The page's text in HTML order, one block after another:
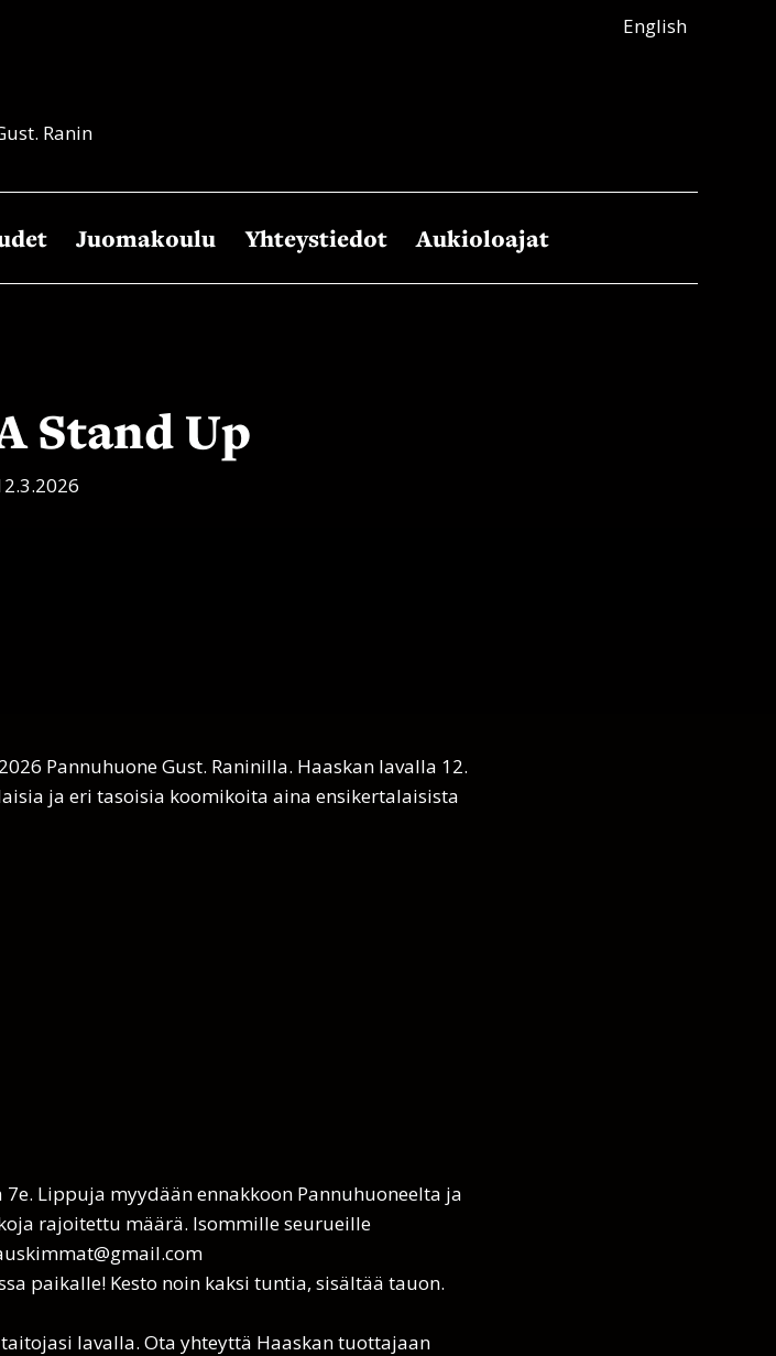
English
Juomakoulu Yhteystiedot Aukioloajat
Stand Up
Pannuhuone Gust. Raninilla. Haaskan lavalla 12.
ja eri tasoisia koomikoita aina ensikertalaisista
Lippuja myydään ennakkoon Pannuhuoneelta ja
rajoitettu määrä. Isommille seurueille
paikalle! Kesto noin kaksi tuntia, sisältää tauon.
lavalla. Ota yhteyttä Haaskan tuottajaan